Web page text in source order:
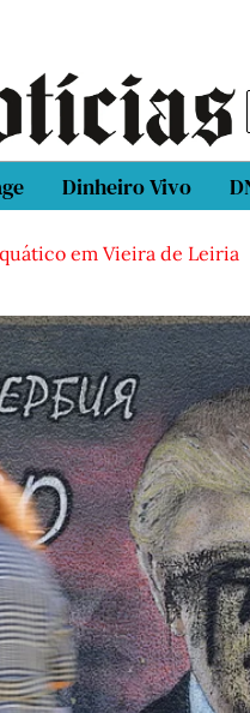
Dinheiro Vivo
em Vieira de Leiria